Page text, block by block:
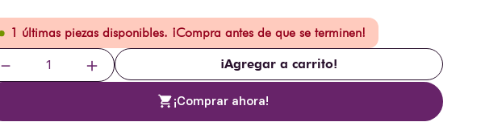
1 últimas piezas disponibles. ¡Compra antes de que se terminen!
＋
－ ¡Agregar a carrito!
¡Comprar ahora!